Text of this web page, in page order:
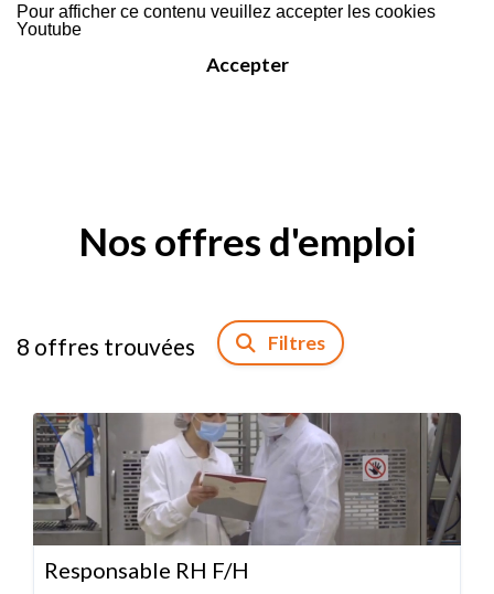
Pour afficher ce contenu veuillez accepter les cookies
Youtube
Accepter
Nos offres d'emploi
8 offres trouvées Filtres
Responsable RH F/H